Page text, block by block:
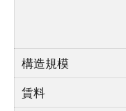
構造規模
賃料